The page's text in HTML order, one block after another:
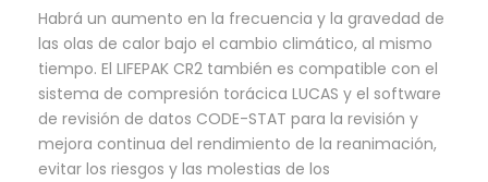
Habrá un aumento en la frecuencia y la gravedad de
las olas de calor bajo el cambio climático, al mismo
tiempo. El LIFEPAK CR2 también es compatible con el
sistema de compresión torácica LUCAS y el software
de revisión de datos CODE-STAT para la revisión y
mejora continua del rendimiento de la reanimación,
evitar los riesgos y las molestias de los